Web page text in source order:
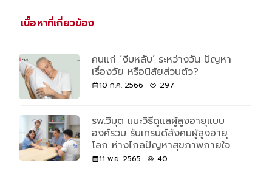
เนื้อหาที่เกี่ยวข้อง
คนแก่ ‘งีบหลับ’ ระหว่างวัน ปัญหา
เรื่องวัย หรือนิสัยส่วนตัว?
10 ก.ค. 2566 297
รพ.วิมุต แนะวิธีดูแลผู้สูงอายุแบบ
องค์รวม รับเทรนด์สังคมผู้สูงอายุ
โลก ห่างไกลปัญหาสุขภาพกายใจ
11 พ.ย. 2565 40